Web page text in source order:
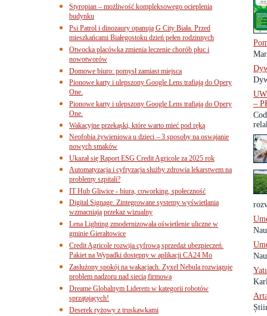
–
Styropian – możliwość kompleksowego ocieplenia
budynku
Psi Patrol i dinozaury opanują G City Biała. Przed
mieszkańcami Białegostoku dzień pełen rodzinnych
Otwocka placówka zmienia leczenie chorób płuc i
nowotworów
Domowe biuro: pomysł zamiast miejsca
Pionowe karty i ulepszony Google Lens trafiają do Opery
One.
Pionowe karty i ulepszony Google Lens trafiają do Opery
One.
Wakacyjne przekąski, które warto mieć pod ręką
Neofobia żywieniowa u dzieci – 3 sposoby na oswajanie
nowych smaków
Ukazał się Raport ESG Credit Agricole za 2025 rok
Automatyzacja i cyfryzacja służby zdrowia lekarstwem na
problemy szpitali?
IT Hub Gliwice - biura, coworking, społeczność
Digital Signage. Zintegrowane systemy wyświetlania
wzmacniają przekaz wizualny
Lena Lighting zmodernizowała oświetlenie uliczne w
gminie Gierałtowice
Credit Agricole rozwija cyfrową sprzedaż ubezpieczeń.
Pakiet na Wypadki dostępny w aplikacji CA24 Mo
Zasłużony spokój na wakacjach. Zyxel Nebula rozwiązuje
problem nadzoru nad siecią firmową
Dreame Globalnym Liderem w kategorii robotów
sprzątających!
Deserek ryżowy z truskawkami